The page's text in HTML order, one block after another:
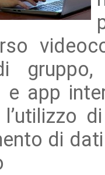
gruppo,
e app
l’utilizzo
di